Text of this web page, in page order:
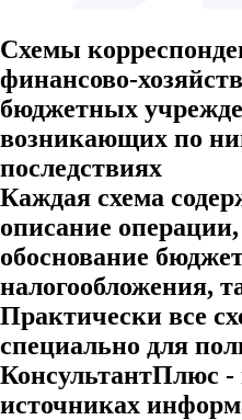
Схемы
финансово-
бюджетных
возникающих по
последствиях
Каждая схема
описание
обоснование
налогообложения,
Практически все
специально для
КонсультантПлюс -
источниках